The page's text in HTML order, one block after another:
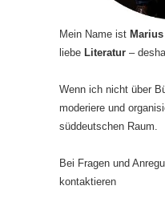
Mein Name ist
liebe Literatur –
Wenn ich nicht über
moderiere und
süddeutschen Raum.
Bei Fragen und
kontaktieren